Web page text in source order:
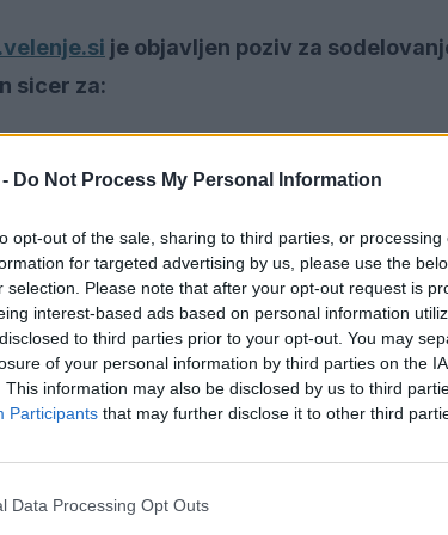
Do Not Process My Personal Information
opt-out of the sale, sharing to third parties, or
for targeted advertising by us, please use the
selection. Please note that after your opt-out request is
interest-based ads based on personal information
to third parties prior to your opt-out. You may
of your personal information by third parties on the
This information may also be disclosed by us to third
Participants that may further disclose it to other third
Data Processing Opt Outs
je objavljen poziv za
sicer za:
Odloka o proračunu Mestne občine
letnega programa športa v Mestni
občini Velenje,
Lekarna Velenje,